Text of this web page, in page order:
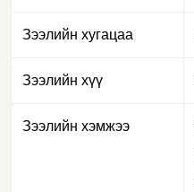
Зээлийн хугацаа
Зээлийн хүү
Зээлийн хэмжээ